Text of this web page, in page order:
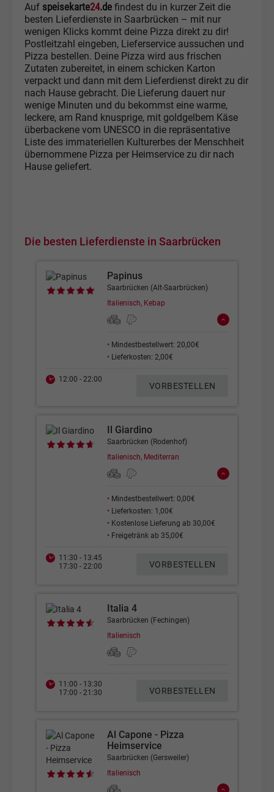
Auf speisekarte24.de findest du in kurzer Zeit die
besten Lieferdienste in Saarbrücken – mit nur
wenigen Klicks kommt deine Pizza direkt zu dir!
Postleitzahl eingeben, Lieferservice aussuchen und
Pizza bestellen. Deine Pizza wird aus frischen
Zutaten zubereitet, in einem schicken Karton
verpackt und dann mit dem Lieferdienst direkt zu dir
nach Hause gebracht. Die Lieferung dauert nur
wenige Minuten und du bekommst eine warme,
leckere, am Rand knusprige, mit goldgelbem Käse
überbackene vom UNESCO in die repräsentative
Liste des immateriellen Kulturerbes der Menschheit
übernommene Pizza per Heimservice zu dir nach
Hause geliefert.
Die besten Lieferdienste in Saarbrücken
Papinus
Saarbrücken (Alt-Saarbrücken)
Italienisch, Kebap
• Mindestbestellwert: 20,00€
• Lieferkosten: 2,00€
12:00 - 22:00
VORBESTELLEN
Il Giardino
Saarbrücken (Rodenhof)
Italienisch, Mediterran
• Mindestbestellwert: 0,00€
• Lieferkosten: 1,00€
• Kostenlose Lieferung ab 30,00€
• Freigetränk ab 35,00€
11:30 - 13:45
17:30 - 22:00
VORBESTELLEN
Italia 4
Saarbrücken (Fechingen)
Italienisch
11:00 - 13:30
17:00 - 21:30
VORBESTELLEN
Al Capone - Pizza
Heimservice
Saarbrücken (Gersweiler)
Italienisch